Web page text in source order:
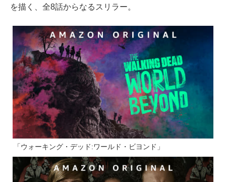
を描く、全8話からなるスリラー。
「ウォーキング・デッド:ワールド・ビヨンド」